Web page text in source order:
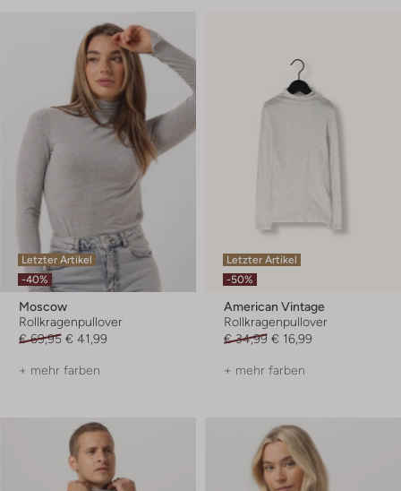
Letzter Artikel
-40%
Moscow
Rollkragenpullover
€ 69,95 € 41,99
+ mehr farben
Letzter Artikel
-50%
American Vintage
Rollkragenpullover
€ 34,99 € 16,99
+ mehr farben